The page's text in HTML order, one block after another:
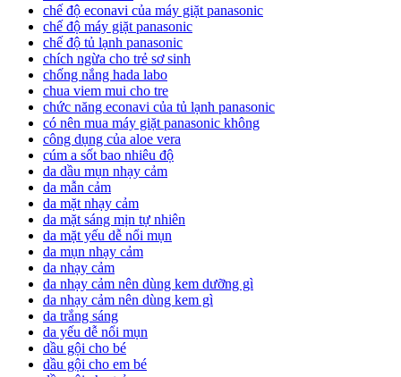
chế độ econavi của máy giặt panasonic
chế độ máy giặt panasonic
chế độ tủ lạnh panasonic
chích ngừa cho trẻ sơ sinh
chống nắng hada labo
chua viem mui cho tre
chức năng econavi của tủ lạnh panasonic
có nên mua máy giặt panasonic không
công dụng của aloe vera
cúm a sốt bao nhiêu độ
da dầu mụn nhạy cảm
da mẫn cảm
da mặt nhạy cảm
da mặt sáng mịn tự nhiên
da mặt yếu dễ nổi mụn
da mụn nhạy cảm
da nhạy cảm
da nhạy cảm nên dùng kem dưỡng gì
da nhạy cảm nên dùng kem gì
da trắng sáng
da yếu dễ nổi mụn
dầu gội cho bé
dầu gội cho em bé